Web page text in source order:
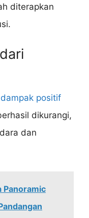
diterapkan
dampak positif
dikurangi,
dan
Panoramic